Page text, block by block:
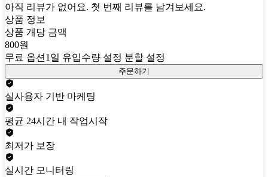
아직 리뷰가 없어요. 첫 번째 리뷰를 남겨보세요.
상품 정보
상품 개당 금액
800원
무료 옵션 1일 유입수량 설정 분할 설정
주문하기
실사용자 기반 마케팅
평균 24시간 내 작업시작
최저가 보장
실시간 모니터링